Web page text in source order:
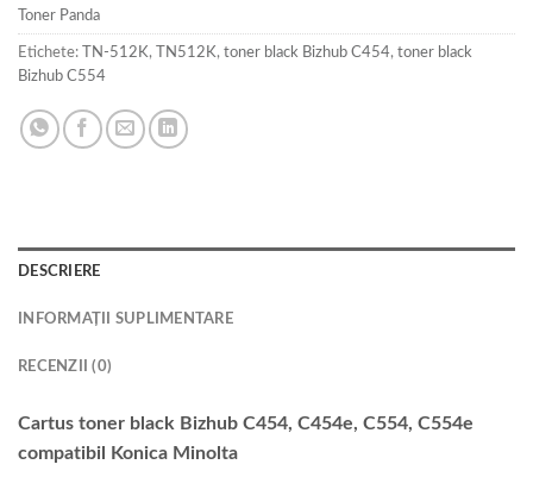
Toner Panda
Etichete: TN-512K, TN512K, toner black Bizhub C454, toner black
Bizhub C554
DESCRIERE
INFORMAȚII SUPLIMENTARE
RECENZII (0)
Cartus toner black Bizhub C454, C454e, C554, C554e
compatibil Konica Minolta